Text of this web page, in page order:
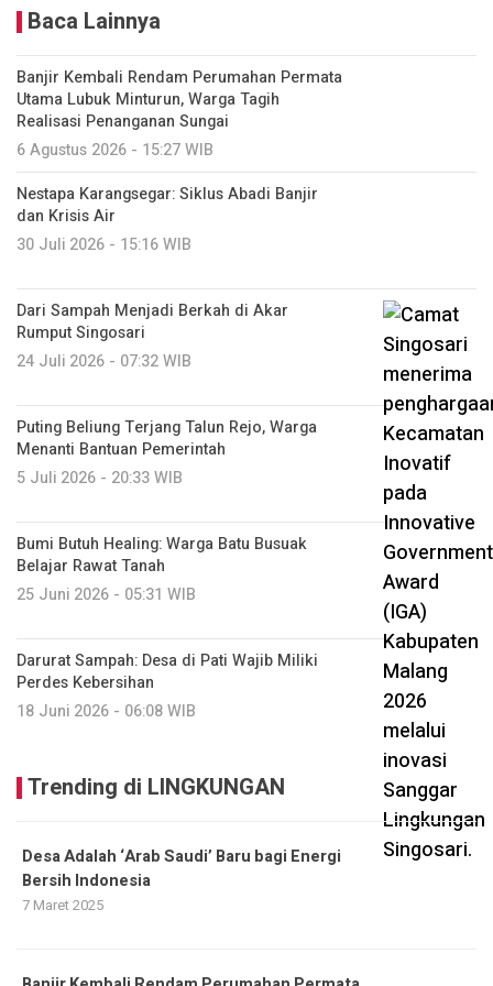
Baca Lainnya
Banjir Kembali Rendam Perumahan Permata
Utama Lubuk Minturun, Warga Tagih
Realisasi Penanganan Sungai
6 Agustus 2026 - 15:27 WIB
Nestapa Karangsegar: Siklus Abadi Banjir
dan Krisis Air
30 Juli 2026 - 15:16 WIB
Dari Sampah Menjadi Berkah di Akar
Rumput Singosari
24 Juli 2026 - 07:32 WIB
Puting Beliung Terjang Talun Rejo, Warga
Menanti Bantuan Pemerintah
5 Juli 2026 - 20:33 WIB
Bumi Butuh Healing: Warga Batu Busuak
Belajar Rawat Tanah
25 Juni 2026 - 05:31 WIB
Darurat Sampah: Desa di Pati Wajib Miliki
Perdes Kebersihan
18 Juni 2026 - 06:08 WIB
Trending di LINGKUNGAN
Desa Adalah ‘Arab Saudi’ Baru bagi Energi
Bersih Indonesia
7 Maret 2025